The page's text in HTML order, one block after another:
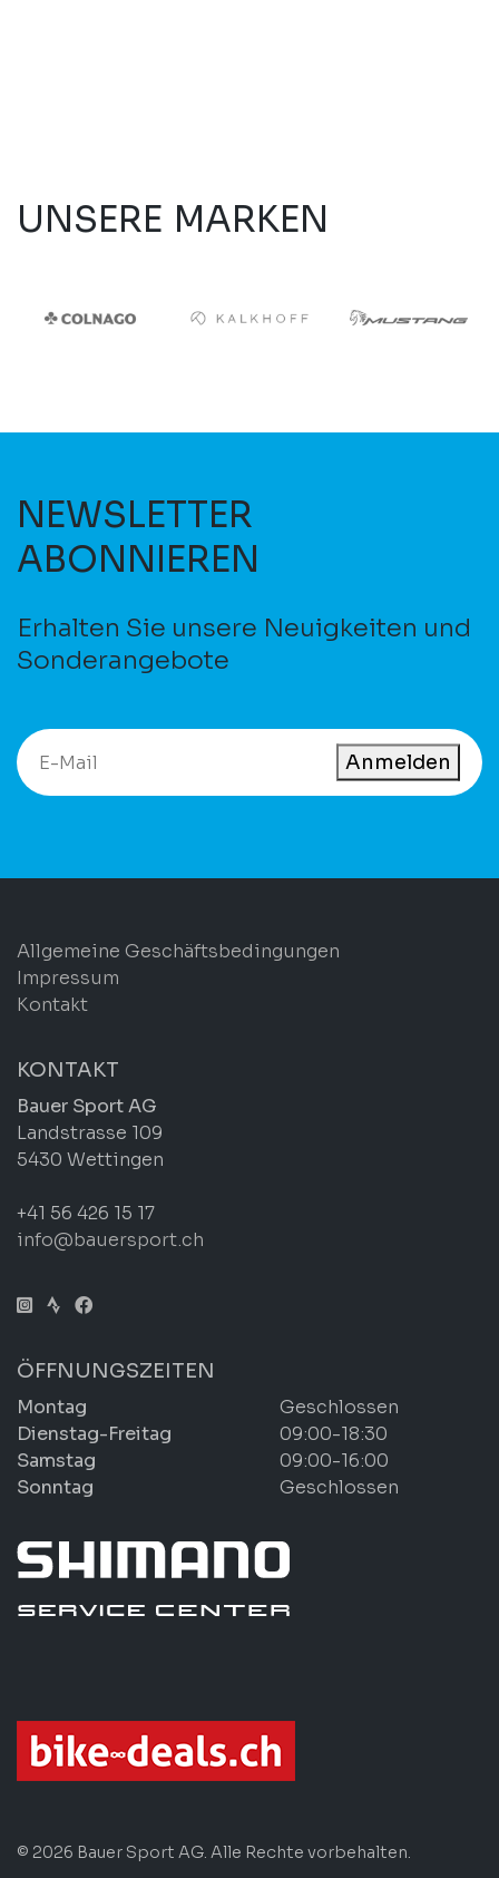
UNSERE MARKEN
NEWSLETTER
ABONNIEREN
Erhalten Sie unsere Neuigkeiten und
Sonderangebote
Anmelden
Allgemeine Geschäftsbedingungen
Impressum
Kontakt
KONTAKT
Bauer Sport AG
Landstrasse 109
5430 Wettingen
+41 56 426 15 17
info@bauersport.ch
ÖFFNUNGSZEITEN
Montag
Geschlossen
Dienstag-Freitag
09:00-18:30
Samstag
09:00-16:00
Sonntag
Geschlossen
© 2026 Bauer Sport AG. Alle Rechte vorbehalten.